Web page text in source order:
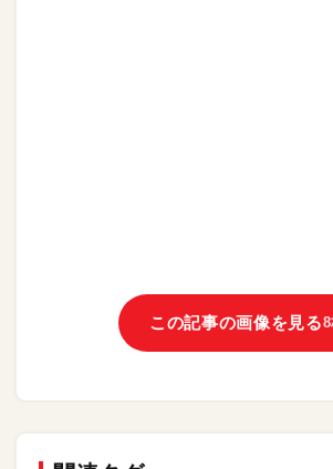
この記事の画像を見る